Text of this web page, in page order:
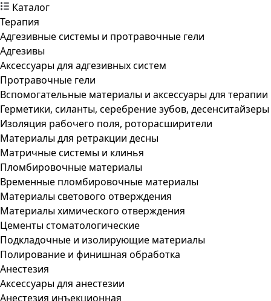
Каталог
Терапия
Адгезивные системы и протравочные гели
Адгезивы
Аксессуары для адгезивных систем
Протравочные гели
Вспомогательные материалы и аксессуары для терапии
Герметики, силанты, серебрение зубов, десенситайзеры
Изоляция рабочего поля, роторасширители
Материалы для ретракции десны
Матричные системы и клинья
Пломбировочные материалы
Временные пломбировочные материалы
Материалы светового отверждения
Материалы химического отверждения
Цементы стоматологические
Подкладочные и изолирующие материалы
Полирование и финишная обработка
Анестезия
Аксессуары для анестезии
Анестезия инъекционная